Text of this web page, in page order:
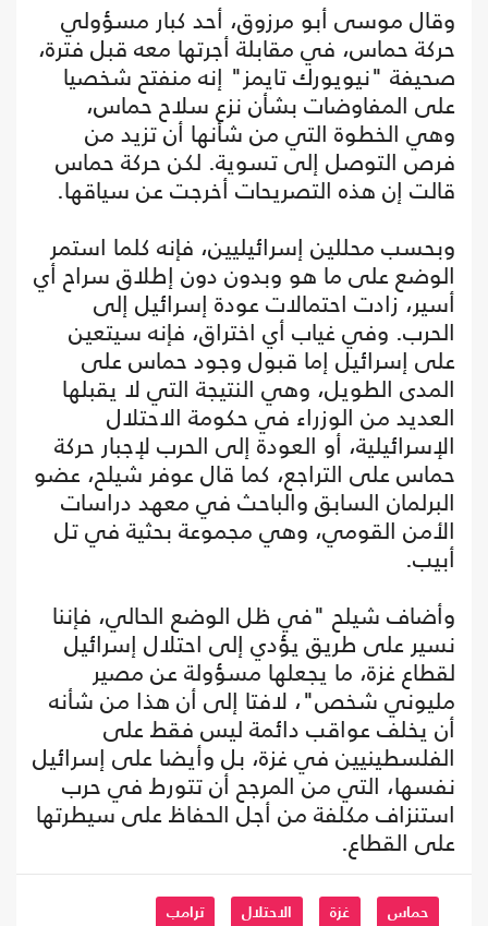
وقال موسى أبو مرزوق، أحد كبار مسؤولي
حركة حماس، في مقابلة أجرتها معه قبل فترة،
صحيفة "نيويورك تايمز" إنه منفتح شخصيا
على المفاوضات بشأن نزع سلاح حماس،
وهي الخطوة التي من شأنها أن تزيد من
فرص التوصل إلى تسوية. لكن حركة حماس
قالت إن هذه التصريحات أخرجت عن سياقها.
وبحسب محللين إسرائيليين، فإنه كلما استمر
الوضع على ما هو وبدون دون إطلاق سراح أي
أسير، زادت احتمالات عودة إسرائيل إلى
الحرب. وفي غياب أي اختراق، فإنه سيتعين
على إسرائيل إما قبول وجود حماس على
المدى الطويل، وهي النتيجة التي لا يقبلها
العديد من الوزراء في حكومة الاحتلال
الإسرائيلية، أو العودة إلى الحرب لإجبار حركة
حماس على التراجع، كما قال عوفر شيلح، عضو
البرلمان السابق والباحث في معهد دراسات
الأمن القومي، وهي مجموعة بحثية في تل
أبيب.
وأضاف شيلح "في ظل الوضع الحالي، فإننا
نسير على طريق يؤدي إلى احتلال إسرائيل
لقطاع غزة، ما يجعلها مسؤولة عن مصير
مليوني شخص"، لافتا إلى أن هذا من شأنه
أن يخلف عواقب دائمة ليس فقط على
الفلسطينيين في غزة، بل وأيضا على إسرائيل
نفسها، التي من المرجح أن تتورط في حرب
استنزاف مكلفة من أجل الحفاظ على سيطرتها
على القطاع.
حماس غزة الاحتلال ترامب